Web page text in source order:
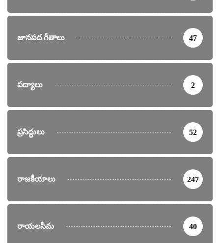
జానపద గీతాలు 47
పద్యాలు 2
ప్రసిద్ధులు 52
రాజకీయాలు 247
రాయలసీమ 40